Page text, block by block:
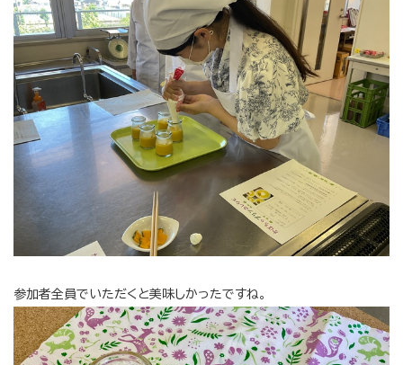
参加者全員でいただくと美味しかったですね。